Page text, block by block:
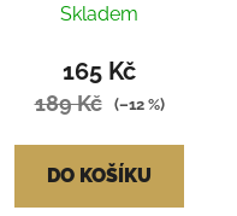
Skladem
165 Kč
189 Kč (–12 %)
DO KOŠÍKU